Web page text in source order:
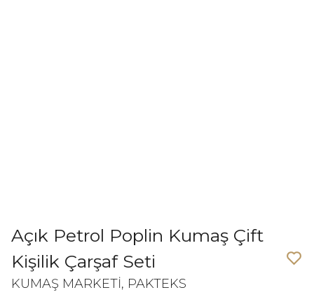
Açık Petrol Poplin Kumaş Çift
Kişilik Çarşaf Seti
KUMAŞ MARKETİ, PAKTEKS